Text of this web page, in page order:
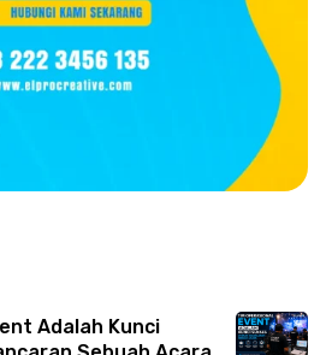
Adalah Kunci